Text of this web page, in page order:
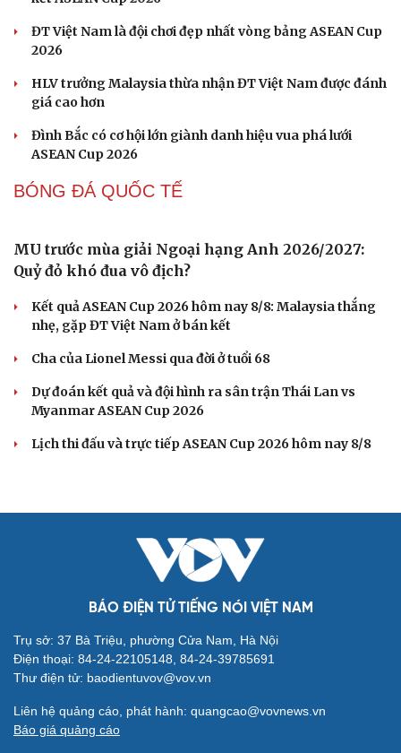
Chi Minh City Open 2026
Lý Hoàng Nam, Trương Vinh Hiển tạo chung kết trong
Nhập môn Pickleball: Hướng dẫn kỹ thuật Speed up
Cách bắt đường Speed up khi bóng đi dọc dây trong
Hôm nay, khởi tranh giải pickleball danh giá tại Việt
BÓNG ĐÁ VIỆT NAM
Kết quả bóng đá Việt Nam hôm nay 9/8: Sơn La
giành hạng ba
kết ASEAN Cup 2026
2026
BÓNG ĐÁ QUỐC TẾ